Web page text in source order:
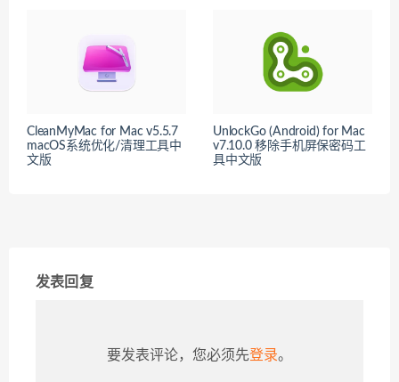
CleanMyMac for Mac v5.5.7
macOS系统优化/清理工具中
文版
UnlockGo (Android) for Mac
v7.10.0 移除手机屏保密码工
具中文版
发表回复
要发表评论，您必须先登录。